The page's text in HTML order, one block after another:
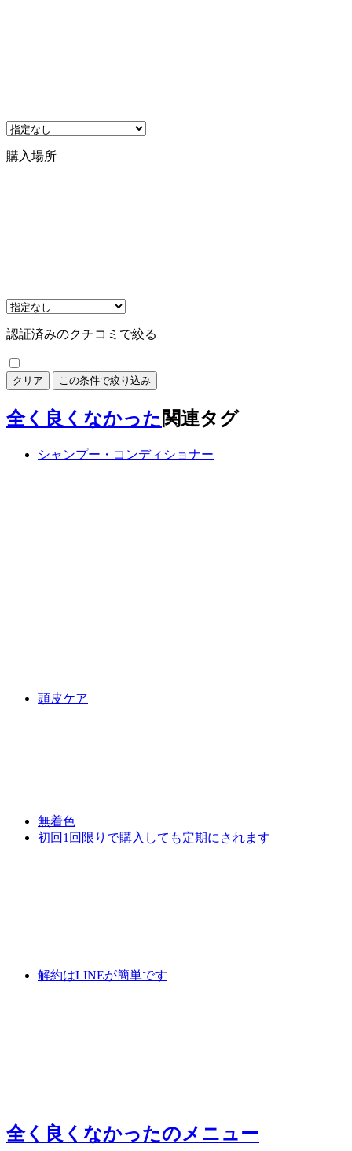
購入場所
認証済みのクチコミで絞る
クリア この条件で絞り込み
全く良くなかった 関連タグ
シャンプー・コンディショナー
頭皮ケア
無着色
初回1回限りで購入しても定期にされます
解約はLINEが簡単です
全く良くなかったのメニュー